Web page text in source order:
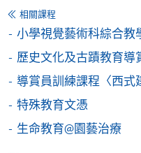
VISA 或 Mastercard、
Pay) 、「支付寶」
親身報名/郵遞
相關課程
小學視覺藝術科綜合教
歷史文化及古蹟教育導
導賞員訓練課程〈西式
特殊教育文憑
生命教育@園藝治療